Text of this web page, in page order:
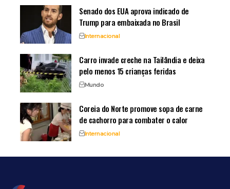
Senado dos EUA aprova indicado de
Trump para embaixada no Brasil
Internacional
Carro invade creche na Tailândia e deixa
pelo menos 15 crianças feridas
Mundo
Coreia do Norte promove sopa de carne
de cachorro para combater o calor
Internacional